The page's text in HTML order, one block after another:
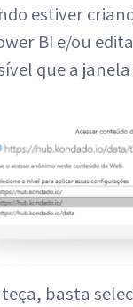
estiver
BI e/ou
que a
basta